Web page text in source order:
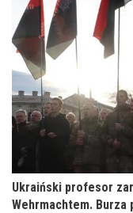
Ukraiński profesor
Wehrmachtem. Burza